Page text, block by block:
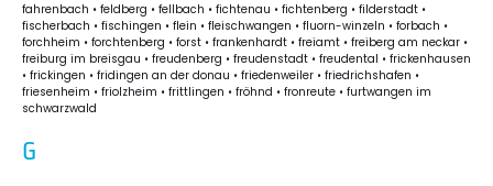
fahrenbach • feldberg • fellbach • fichtenau • fichtenberg • filderstadt •
fischerbach • fischingen • flein • fleischwangen • fluorn-winzeln • forbach •
forchheim • forchtenberg • forst • frankenhardt • freiamt • freiberg am neckar •
freiburg im breisgau • freudenberg • freudenstadt • freudental • frickenhausen
• frickingen • fridingen an der donau • friedenweiler • friedrichshafen •
friesenheim • friolzheim • frittlingen • fröhnd • fronreute • furtwangen im
schwarzwald
G